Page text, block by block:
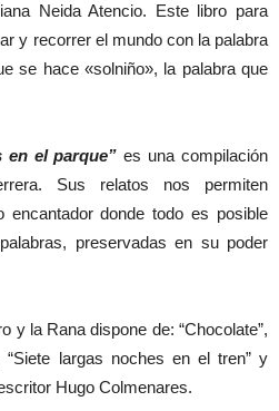
Neida Atencio. Este libro para
y recorrer el mundo con la palabra
se hace «solniño», la palabra que
en el parque” es una compilación
Sus relatos nos permiten
encantador donde todo es posible
preservadas en su poder
y la Rana dispone de: “Chocolate”,
largas noches en el tren” y
Hugo Colmenares.